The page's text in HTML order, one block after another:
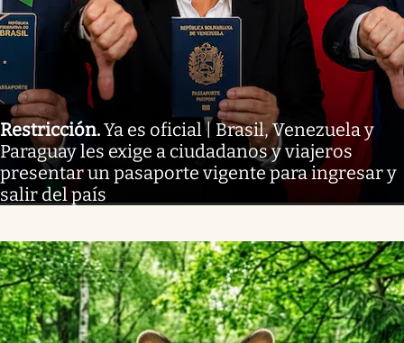
Restricción.Ya es oficial | Brasil, Venezuela y
Paraguay les exige a ciudadanos y viajeros
presentar un pasaporte vigente para ingresar y
salir del país